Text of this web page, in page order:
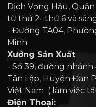
Dịch Vọng Hậu, Quận
từ thứ 2- thứ 6 và
- Đường TA04,
Minh
Xưởng Sản Xuất
- Số 39, đường nhánh
Tân Lập, Huyện Đan
Việt Nam ( làm việc
Điện Thoại: